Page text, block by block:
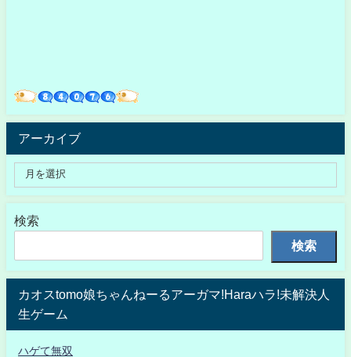
アーカイブ
検索
検索
カオスtomo娘ちゃんねーるアーガマ!Haraハラ!未解決人
生ゲーム
ハゲて無双